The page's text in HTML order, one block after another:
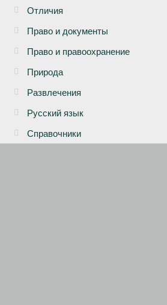
Отличия
Право и документы
Право и правоохранение
Природа
Развлечения
Русский язык
Справочники